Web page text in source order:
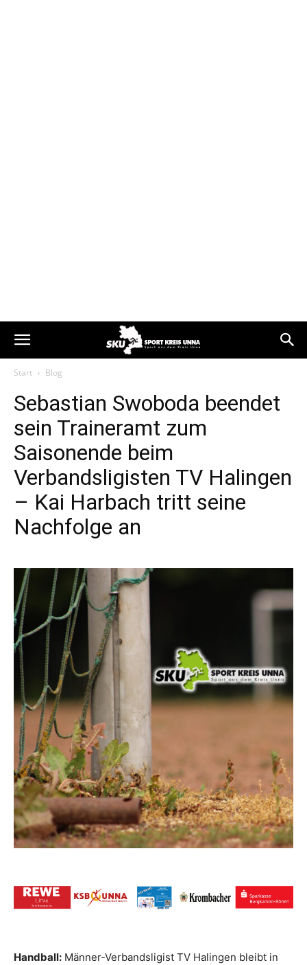
Start Blog
Sebastian Swoboda beendet
sein Traineramt zum
Saisonende beim
Verbandsligisten TV Halingen
– Kai Harbach tritt seine
Nachfolge an
Handball: Männer-Verbandsligist TV Halingen bleibt in